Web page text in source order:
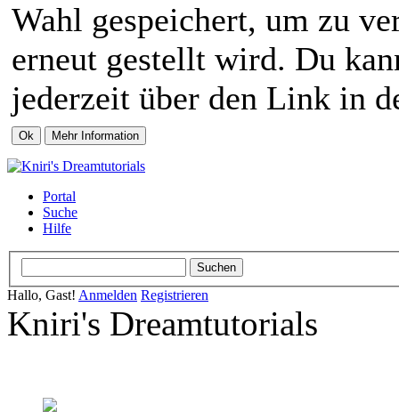
Wahl gespeichert, um zu
erneut gestellt wird. Du
jederzeit über den Link in
Portal
Suche
Hilfe
Hallo, Gast! Anmelden Registrieren
Kniri's Dreamtutorials